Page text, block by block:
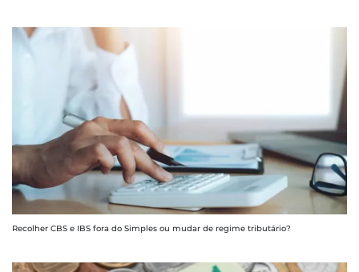
Recolher CBS e IBS fora do Simples ou mudar de regime tributário?